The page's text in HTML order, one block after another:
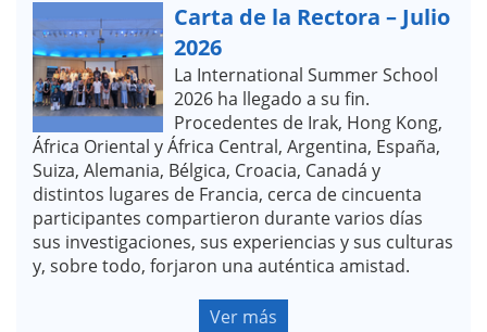
Carta de la Rectora – Julio
2026
La International Summer School
2026 ha llegado a su fin.
Procedentes de Irak, Hong Kong,
África Oriental y África Central, Argentina, España,
Suiza, Alemania, Bélgica, Croacia, Canadá y
distintos lugares de Francia, cerca de cincuenta
participantes compartieron durante varios días
sus investigaciones, sus experiencias y sus culturas
y, sobre todo, forjaron una auténtica amistad.
Ver más